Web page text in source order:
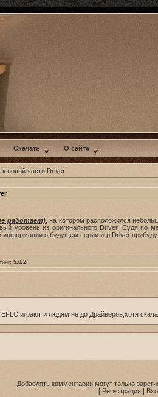
Скачать О сайте
к новой части Driver
работает), на котором расположился
уровень из оригинального Driver. Судя
о будущем серии игр Driver
5.0/2
играют и людям не до Драйверов,хотя
Добавлять комментарии могут только
[ Регистрация |